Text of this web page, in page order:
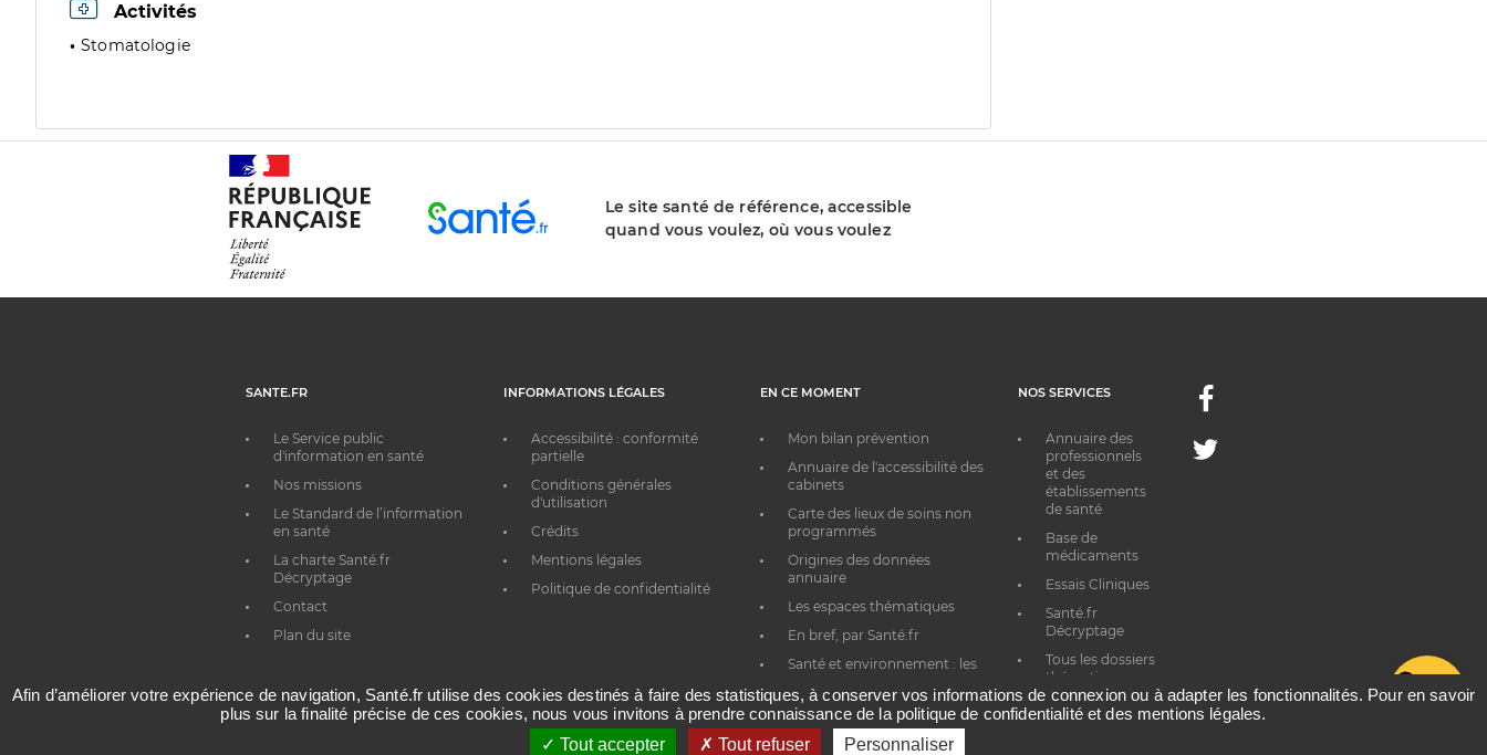
Activités
Stomatologie
Le site santé de référence, accessible
quand vous voulez, où vous voulez
SANTE.FR
Le Service public
d'information en santé
Nos missions
Le Standard de l’information
en santé
La charte Santé.fr
Décryptage
Contact
Plan du site
INFORMATIONS LÉGALES
Accessibilité : conformité
partielle
Conditions générales
d'utilisation
Crédits
Mentions légales
Politique de confidentialité
EN CE MOMENT
Mon bilan prévention
Annuaire de l'accessibilité des
cabinets
Carte des lieux de soins non
programmés
Origines des données
annuaire
Les espaces thématiques
En bref, par Santé.fr
Santé et environnement : les
NOS SERVICES
Annuaire des
professionnels
et des
établissements
de santé
Base de
médicaments
Essais Cliniques
Santé.fr
Décryptage
Tous les dossiers
thématiques
Facebook
Twitter
Afin d’améliorer votre expérience de navigation, Santé.fr utilise des cookies destinés à faire des statistiques, à conserver vos informations de connexion ou à adapter les fonctionnalités. Pour en savoir
plus sur la finalité précise de ces cookies, nous vous invitons à prendre connaissance de la politique de confidentialité et des mentions légales.
Tout accepter
Tout refuser Personnaliser